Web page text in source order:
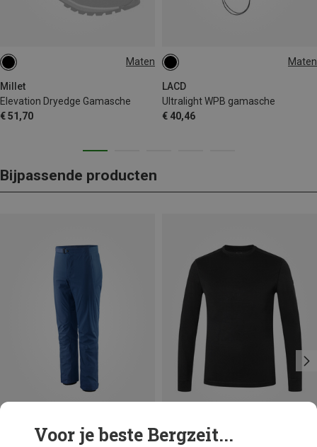
Maten
Millet
Elevation Dryedge Gamasche
€ 51,70
L Maten
LACD
Ultralight WPB gamasche
€ 40,46
ONE SIZE
Bijpassende producten
Je bespaart 36% Je bespaart 24%
Voor je beste Bergzeit...